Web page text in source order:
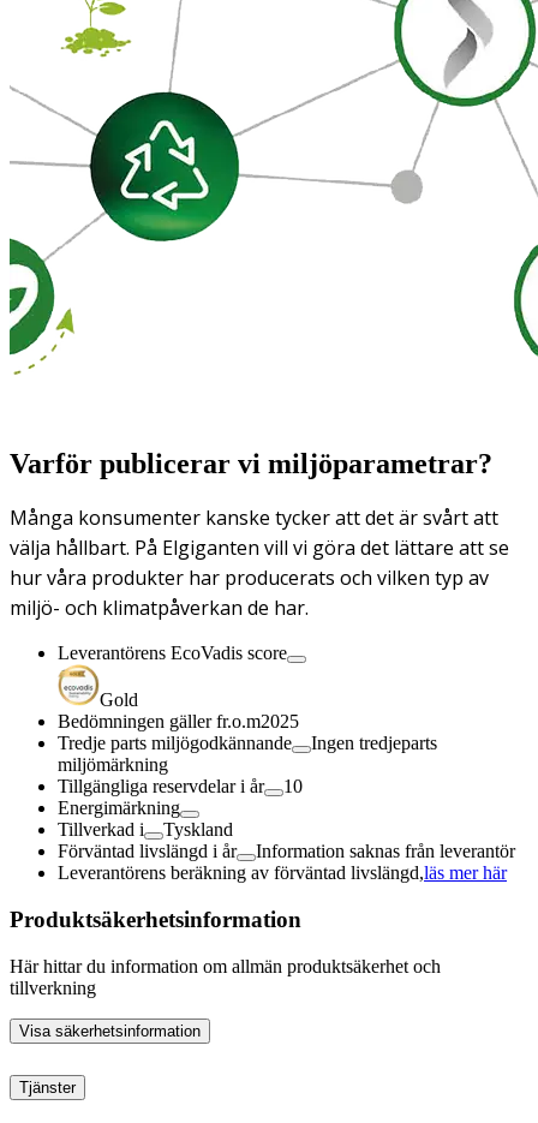
Varför publicerar vi miljöparametrar?
Många konsumenter kanske tycker att det är svårt att
välja hållbart. På Elgiganten vill vi göra det lättare att se
hur våra produkter har producerats och vilken typ av
miljö- och klimatpåverkan de har.
Leverantörens EcoVadis score
Gold
Bedömningen gäller fr.o.m2025
Tredje parts miljögodkännande
Ingen tredjeparts
miljömärkning
Tillgängliga reservdelar i år
10
Energimärkning
Tillverkad i
Tyskland
Förväntad livslängd i år
Information saknas från leverantör
Leverantörens beräkning av förväntad livslängd,läs mer här
Produktsäkerhetsinformation
Här hittar du information om allmän produktsäkerhet och
tillverkning
Visa säkerhetsinformation
Tjänster